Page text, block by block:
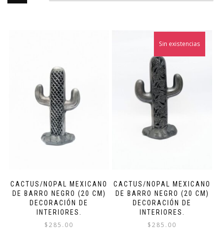
CACTUS/NOPAL MEXICANO
DE BARRO NEGRO (20 CM)
DECORACIÓN DE
INTERIORES.
$285.00
CACTUS/NOPAL MEXICANO
DE BARRO NEGRO (20 CM)
DECORACIÓN DE
INTERIORES.
$285.00
Sin existencias